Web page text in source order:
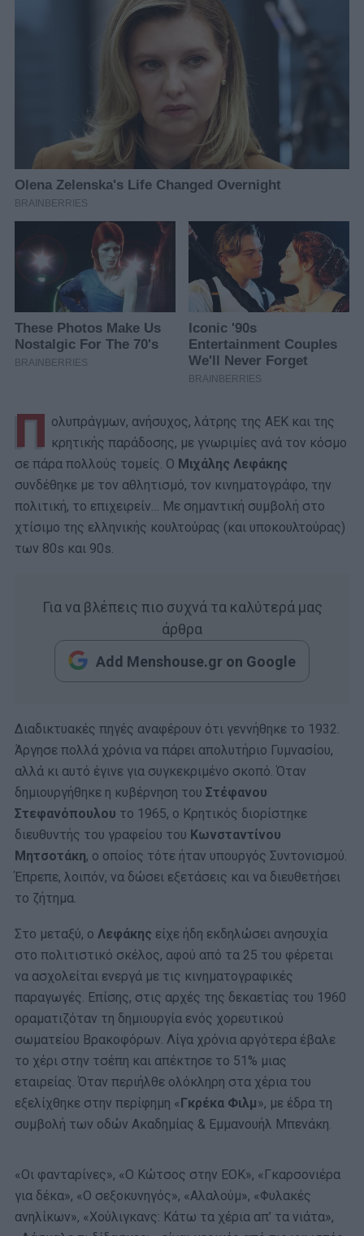
Π ολυπράγμων, ανήσυχος, λάτρης της ΑΕΚ και της
κρητικής παράδοσης, με γνωριμίες ανά τον κόσμο
σε πάρα πολλούς τομείς. Ο Μιχάλης Λεφάκης
συνδέθηκε με τον αθλητισμό, τον κινηματογράφο, την
πολιτική, το επιχειρείν… Με σημαντική συμβολή στο
χτίσιμο της ελληνικής κουλτούρας (και υποκουλτούρας)
των 80s και 90s.
Για να βλέπεις πιο συχνά τα καλύτερά μας
άρθρα
Add Menshouse.gr on Google
Διαδικτυακές πηγές αναφέρουν ότι γεννήθηκε το 1932.
Άργησε πολλά χρόνια να πάρει απολυτήριο Γυμνασίου,
αλλά κι αυτό έγινε για συγκεκριμένο σκοπό. Όταν
δημιουργήθηκε η κυβέρνηση του Στέφανου
Στεφανόπουλου το 1965, ο Κρητικός διορίστηκε
διευθυντής του γραφείου του Κωνσταντίνου
Μητσοτάκη, ο οποίος τότε ήταν υπουργός Συντονισμού.
Έπρεπε, λοιπόν, να δώσει εξετάσεις και να διευθετήσει
το ζήτημα.
Στο μεταξύ, ο Λεφάκης είχε ήδη εκδηλώσει ανησυχία
στο πολιτιστικό σκέλος, αφού από τα 25 του φέρεται
να ασχολείται ενεργά με τις κινηματογραφικές
παραγωγές. Επίσης, στις αρχές της δεκαετίας του 1960
οραματιζόταν τη δημιουργία ενός χορευτικού
σωματείου Βρακοφόρων. Λίγα χρόνια αργότερα έβαλε
το χέρι στην τσέπη και απέκτησε το 51% μιας
εταιρείας. Όταν περιήλθε ολόκληρη στα χέρια του
εξελίχθηκε στην περίφημη «Γκρέκα Φιλμ», με έδρα τη
συμβολή των οδών Ακαδημίας & Εμμανουήλ Μπενάκη.
«Οι φανταρίνες», «Ο Κώτσος στην ΕΟΚ», «Γκαρσονιέρα
για δέκα», «Ο σεξοκυνηγός», «Αλαλούμ», «Φυλακές
ανηλίκων», «Χούλιγκανς: Κάτω τα χέρια απ’ τα νιάτα»,